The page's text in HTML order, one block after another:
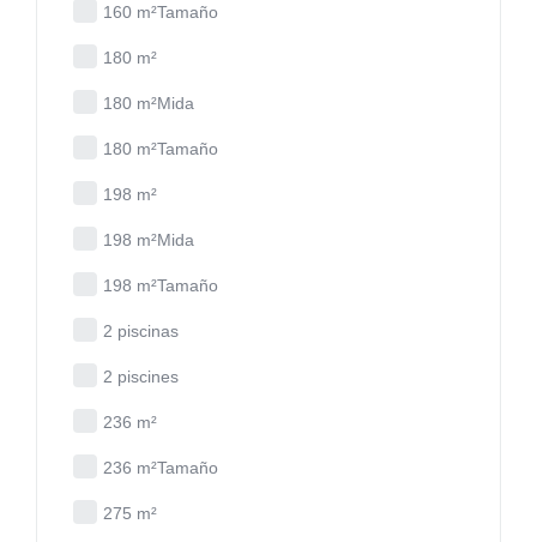
160 m²Tamaño
180 m²
180 m²Mida
180 m²Tamaño
198 m²
198 m²Mida
198 m²Tamaño
2 piscinas
2 piscines
236 m²
236 m²Tamaño
275 m²